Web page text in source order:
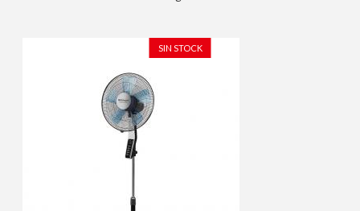
SIN STOCK